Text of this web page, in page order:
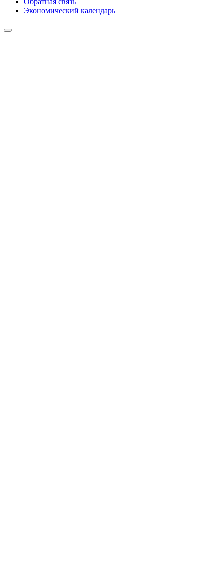
Экономический календарь